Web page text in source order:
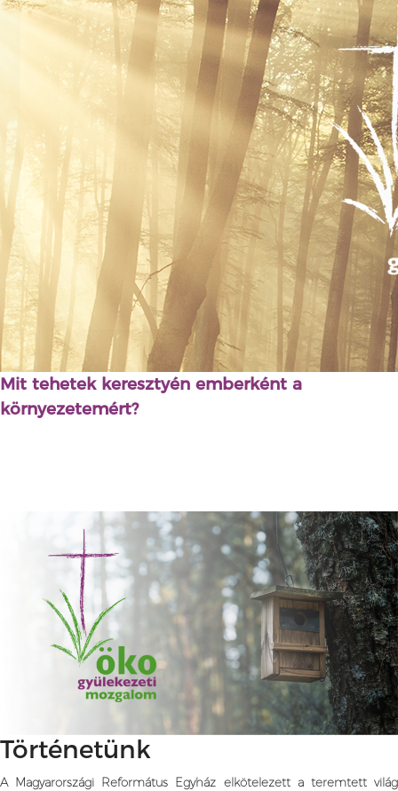
Mit tehetek keresztyén emberként a
környezetemért?
Történetünk
A Magyarországi Református Egyház elkötelezett a teremtett világ